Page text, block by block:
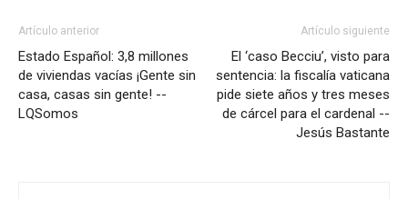
Artículo anterior
Estado Español: 3,8 millones
de viviendas vacías ¡Gente sin
casa, casas sin gente! --
LQSomos
Artículo siguiente
El ‘caso Becciu’, visto para
sentencia: la fiscalía vaticana
pide siete años y tres meses
de cárcel para el cardenal --
Jesús Bastante